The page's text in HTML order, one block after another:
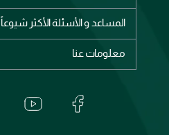
الأكثر مبيعاً
اشترِ بطاقة هدية
بربري
إيف سان لوران
المساعد و الأسئلة الأكثر شيوعاً
معلومات عنا
خدمات المعارض